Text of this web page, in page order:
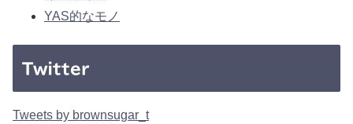
YAS的なモノ
Twitter
Tweets by brownsugar_t